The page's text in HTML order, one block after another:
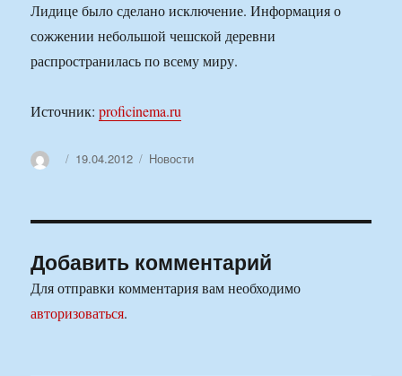
Лидице было сделано исключение. Информация о
сожжении небольшой чешской деревни
распространилась по всему миру.
Источник:proficinema.ru
АвторОпубликовано
19.04.2012 Рубрики
Новости
Добавить комментарий
Для отправки комментария вам необходимо
авторизоваться.